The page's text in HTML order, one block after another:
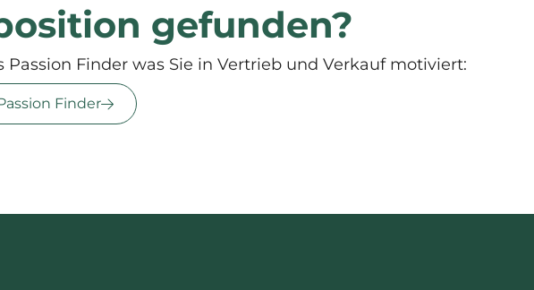
gefunden?
Finder was Sie in Vertrieb und Verkauf motiviert:
Finder